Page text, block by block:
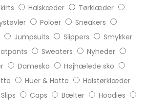
Halskæder
Tørklæder
Poloer
Sneakers
Jumpsuits Slippers
Smykker
Sweaters
Nyheder
Damesko
Højhælede sko
Huer & Hatte
Halstørklæder
Slips Caps Bælter
Hoodies